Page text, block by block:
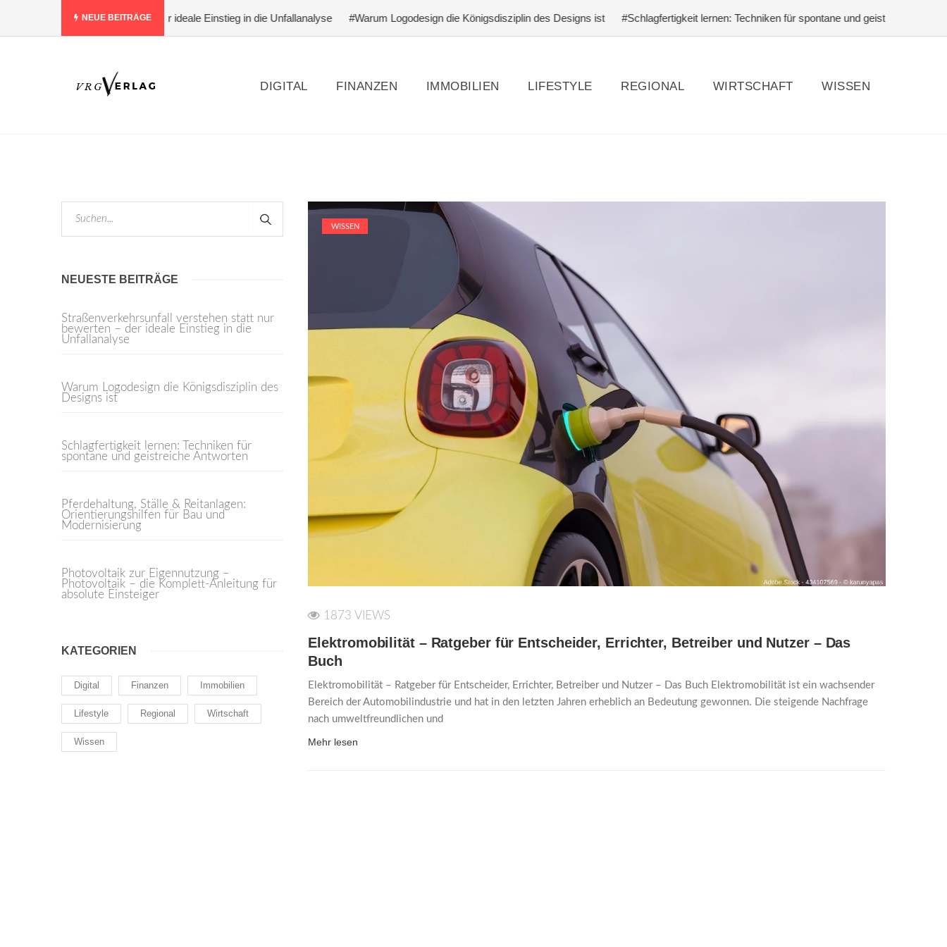
NEUE BEITRÄGE
statt nur bewerten – der ideale Einstieg in die Unfallanalyse #Warum Logodesign die Königsdisziplin des Designs ist #Schlagfertigkeit lernen: Techniken für spontane und geistreiche Antworten
DIGITAL FINANZEN IMMOBILIEN LIFESTYLE REGIONAL WIRTSCHAFT WISSEN
NEUESTE BEITRÄGE
Straßenverkehrsunfall verstehen statt nur
bewerten – der ideale Einstieg in die
Unfallanalyse
Warum Logodesign die Königsdisziplin des
Designs ist
Schlagfertigkeit lernen: Techniken für
spontane und geistreiche Antworten
Pferdehaltung, Ställe & Reitanlagen:
Orientierungshilfen für Bau und
Modernisierung
Photovoltaik zur Eigennutzung –
Photovoltaik – die Komplett-Anleitung für
absolute Einsteiger
KATEGORIEN
Digital Finanzen Immobilien
Lifestyle Regional Wirtschaft
Wissen
WISSEN
1873 VIEWS
Elektromobilität – Ratgeber für Entscheider, Errichter, Betreiber und Nutzer – Das
Buch
Elektromobilität – Ratgeber für Entscheider, Errichter, Betreiber und Nutzer – Das Buch Elektromobilität ist ein wachsender
Bereich der Automobilindustrie und hat in den letzten Jahren erheblich an Bedeutung gewonnen. Die steigende Nachfrage
nach umweltfreundlichen und
Mehr lesen